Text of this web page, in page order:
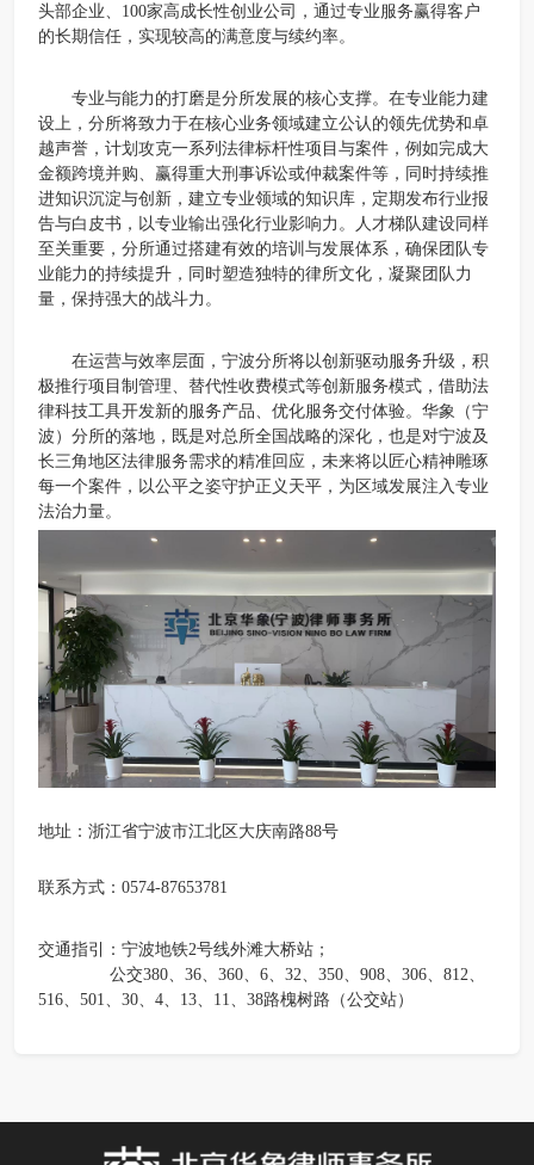
头部企业、100家高成长性创业公司，通过专业服务赢得客户
的长期信任，实现较高的满意度与续约率。
专业与能力的打磨是分所发展的核心支撑。在专业能力建
设上，分所将致力于在核心业务领域建立公认的领先优势和卓
越声誉，计划攻克一系列法律标杆性项目与案件，例如完成大
金额跨境并购、赢得重大刑事诉讼或仲裁案件等，同时持续推
进知识沉淀与创新，建立专业领域的知识库，定期发布行业报
告与白皮书，以专业输出强化行业影响力。人才梯队建设同样
至关重要，分所通过搭建有效的培训与发展体系，确保团队专
业能力的持续提升，同时塑造独特的律所文化，凝聚团队力
量，保持强大的战斗力。
在运营与效率层面，宁波分所将以创新驱动服务升级，积
极推行项目制管理、替代性收费模式等创新服务模式，借助法
律科技工具开发新的服务产品、优化服务交付体验。华象（宁
波）分所的落地，既是对总所全国战略的深化，也是对宁波及
长三角地区法律服务需求的精准回应，未来将以匠心精神雕琢
每一个案件，以公平之姿守护正义天平，为区域发展注入专业
法治力量。
地址：浙江省宁波市江北区大庆南路88号
联系方式：0574-87653781
交通指引：宁波地铁2号线外滩大桥站；
公交380、36、360、6、32、350、908、306、812、
516、501、30、4、13、11、38路槐树路（公交站）